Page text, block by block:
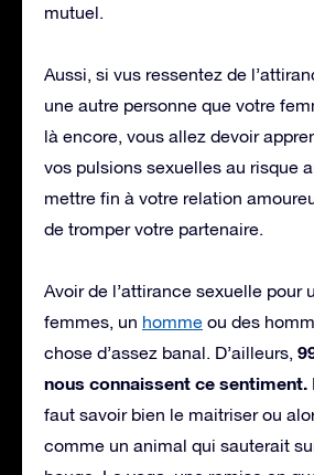
mutuel.
Aussi, si vus ressentez de
une autre personne que votre
là encore, vous allez devoir
vos pulsions sexuelles au risque
mettre fin à votre relation
de tromper votre partenaire.
Avoir de l’attirance sexuelle pour
femmes, un homme ou des
chose d’assez banal. D’ailleurs,
nous connaissent ce sentiment.
faut savoir bien le maitriser ou
comme un animal qui sauterait